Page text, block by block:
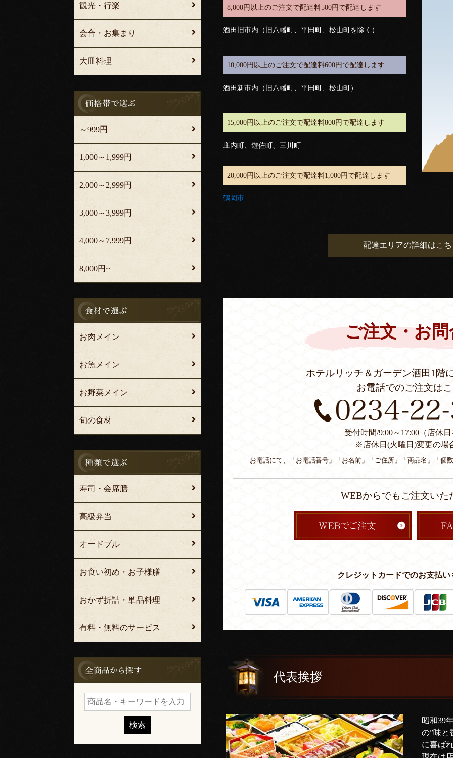
8,000円以上のご注文で配達料500円で配達します
酒田旧市内（旧八幡町、平田町、松山町を除く）
10,000円以上のご注文で配達料600円で配達します
酒田新市内（旧八幡町、平田町、松山町）
15,000円以上のご注文で配達料800円で配達します
庄内町、遊佐町、三川町
20,000円以上のご注文で配達料1,000円で配達します
鶴岡市
配達エリアの詳細はこ
ご注文・お問
ホテルリッチ＆ガーデン酒田1階
お電話でのご注文は
受付時間/9:00～17:00（店休
※店休日(火曜日)変更の場
お電話にて、「お電話番号」「お名前」「ご住所」「商品名」「個
WEBからでもご注文いた
クレジットカードでのお支払い
代表挨拶
昭和39
の”味と
に喜ば
観光・行楽
会合・お集まり
大皿料理
～999円
1,000～1,999円
2,000～2,999円
3,000～3,999円
4,000～7,999円
8,000円~
お肉メイン
お魚メイン
お野菜メイン
旬の食材
寿司・会席膳
高級弁当
オードブル
お食い初め・お子様膳
おかず折詰・単品料理
有料・無料のサービス